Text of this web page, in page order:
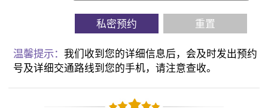
私密预约 重置
温馨提示：我们收到您的详细信息后，会及时发出预约
号及详细交通路线到您的手机，请注意查收。